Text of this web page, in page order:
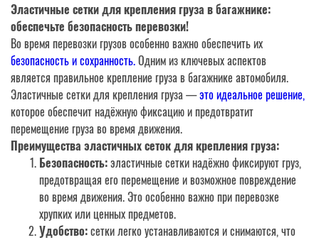
Эластичные сетки для крепления груза в багажнике:
обеспечьте безопасность перевозки!
Во время перевозки грузов особенно важно обеспечить их
безопасность и сохранность.Одним из ключевых аспектов
является правильное крепление груза в багажнике автомобиля.
Эластичные сетки для крепления груза —это идеальное решение,
которое обеспечит надёжную фиксацию и предотвратит
перемещение груза во время движения.
Преимущества эластичных сеток для крепления груза:
Безопасность:эластичные сетки надёжно фиксируют груз,
предотвращая его перемещение и возможное повреждение
во время движения. Это особенно важно при перевозке
хрупких или ценных предметов.
Удобство:сетки легко устанавливаются и снимаются, что